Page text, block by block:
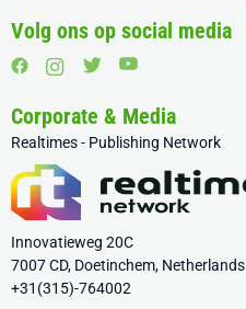
Volg ons op social media
Corporate & Media
Realtimes - Publishing Network
Innovatieweg 20C
7007 CD, Doetinchem, Netherlands
+31(315)-764002